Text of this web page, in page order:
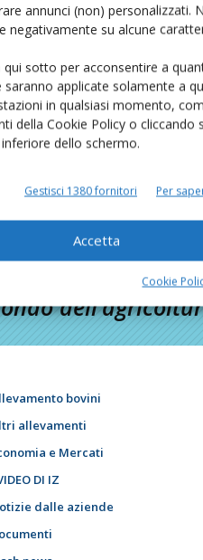
annunci (non) personalizzati.
negativamente su alcune
qui sotto per acconsentire a
saranno applicate solamente a
in qualsiasi momento,
della Cookie Policy o
dello schermo.
Gestisci 1380 fornitori Per
Accetta
Cookie
bovini
allevamenti
e Mercati
DI IZ
dalle aziende